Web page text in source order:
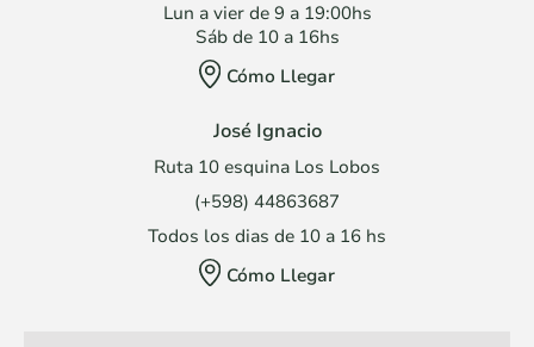
Lun a vier de 9 a 19:00hs
Sáb de 10 a 16hs
Cómo Llegar
José Ignacio
Ruta 10 esquina Los Lobos
(+598) 44863687
Todos los dias de 10 a 16 hs
Cómo Llegar